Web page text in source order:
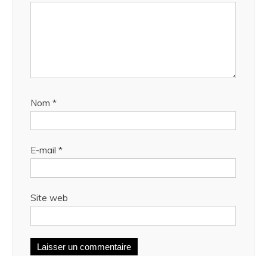
Nom *
E-mail *
Site web